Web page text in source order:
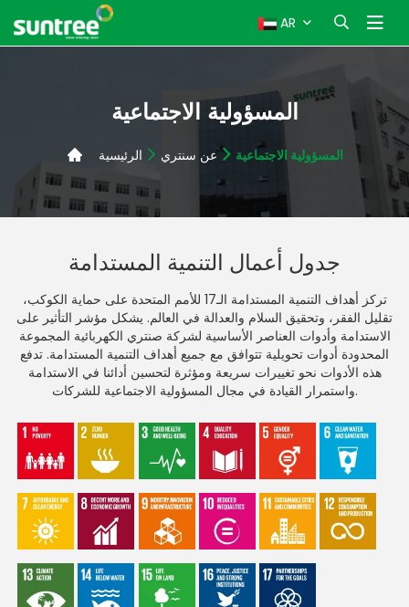
AR
المسؤولية الاجتماعية
الرئيسية عن سنتري المسؤولية الاجتماعية
جدول أعمال التنمية المستدامة
تركز أهداف التنمية المستدامة الـ17 للأمم المتحدة على حماية الكوكب،
تقليل الفقر، وتحقيق السلام والعدالة في العالم. يشكل مؤشر التأثير على
الاستدامة وأدوات العناصر الأساسية لشركة صنتري الكهربائية المجموعة
المحدودة أدوات تحويلية تتوافق مع جميع أهداف التنمية المستدامة. تدفع
هذه الأدوات نحو تغييرات سريعة ومؤثرة لتحسين أدائنا في الاستدامة
واستمرار القيادة في مجال المسؤولية الاجتماعية للشركات.